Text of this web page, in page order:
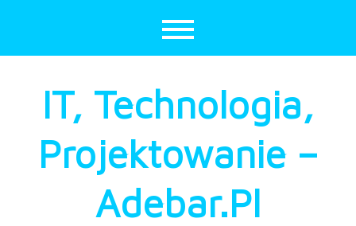
IT, Technologia,
Projektowanie –
Adebar.pl